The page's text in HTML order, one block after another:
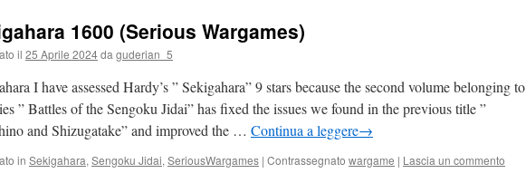
1600 (Serious Wargames)
il 25 Aprile 2024da guderian_5
I have assessed Hardy’s ” Sekigahara” 9 stars because the second volume belonging to
” Battles of the Sengoku Jidai” has fixed the issues we found in the previous title ”
and Shizugatake” and improved the … Continua a leggere→
in Sekigahara, Sengoku Jidai, SeriousWargames | Contrassegnato wargame | Lascia un commento